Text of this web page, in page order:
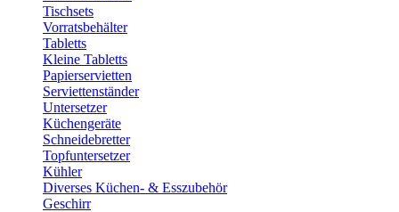
Tischsets
Vorratsbehälter
Tabletts
Kleine Tabletts
Papierservietten
Serviettenständer
Untersetzer
Küchengeräte
Schneidebretter
Topfuntersetzer
Kühler
Diverses Küchen- & Esszubehör
Geschirr